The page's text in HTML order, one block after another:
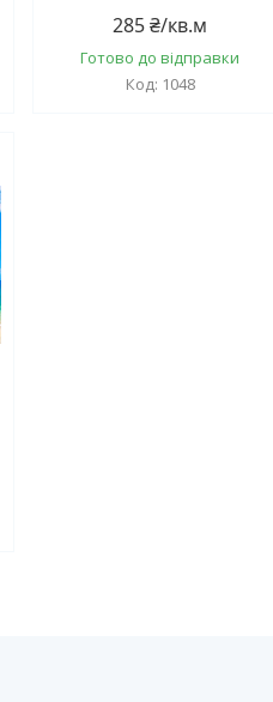
285 ₴/кв.м
Готово до відправки
1048